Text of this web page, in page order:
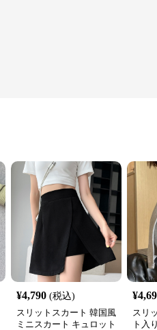
¥4,790 (税込)
スリットスカート 韓国風
ミニスカート キュロット
¥
スリ
ト入